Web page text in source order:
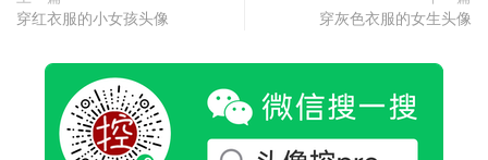
穿红衣服的小女孩头像
穿灰色衣服的女生头像